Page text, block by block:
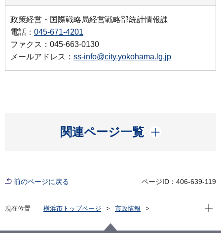
政策経営・国際戦略局経営戦略部統計情報課
電話： 045-671-4201
ファクス：045-663-0130
メールアドレス： ss-info@city.yokohama.lg.jp
関連ページ一覧
開く
前のページに戻る ページID：406-639-119
現在位置 横浜市トップページ
市政情報
人口・世帯
現在